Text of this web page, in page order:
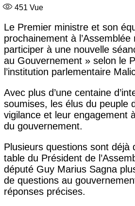
451 Vue
Le Premier ministre et son
prochainement à
participer à une nouvelle
au Gouvernement » selon le
l’institution parlementaire
Avec plus d’une centaine
soumises, les élus du peuple
vigilance et leur engagement
du gouvernement.
Plusieurs questions sont déjà
table du Président de
député Guy Marius Sagna
de questions au
réponses précises.